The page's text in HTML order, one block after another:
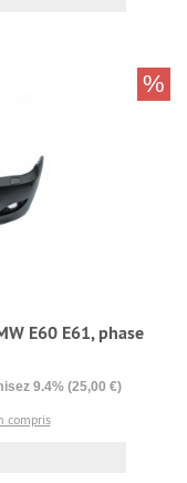
E60 E61, phase
9.4% (25,00 €)
compris
%